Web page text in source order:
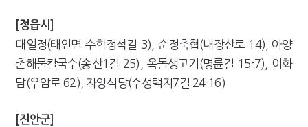
[정읍시]
대일정(태인면 수학정석길 3), 순정축협(내장산로 14), 아양
촌해물칼국수(송산1길 25), 옥돌생고기(명륜길 15-7), 이화
담(우암로 62), 자양식당(수성택지7길 24-16)
[진안군]